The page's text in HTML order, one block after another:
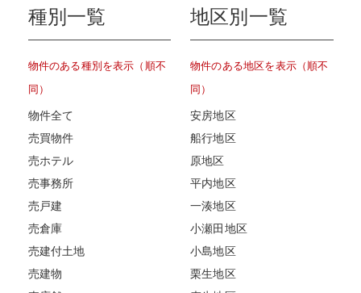
種別一覧
物件のある種別を表示（順不
同）
物件全て
売買物件
売ホテル
売事務所
売戸建
売倉庫
売建付土地
売建物
地区別一覧
物件のある地区を表示（順不
同）
安房地区
船行地区
原地区
平内地区
一湊地区
小瀬田地区
小島地区
栗生地区